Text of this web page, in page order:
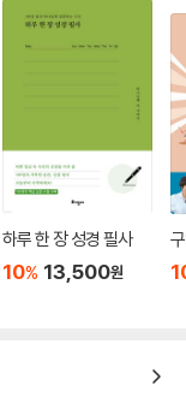
하루 한 장 성경 필사
10% 13,500원